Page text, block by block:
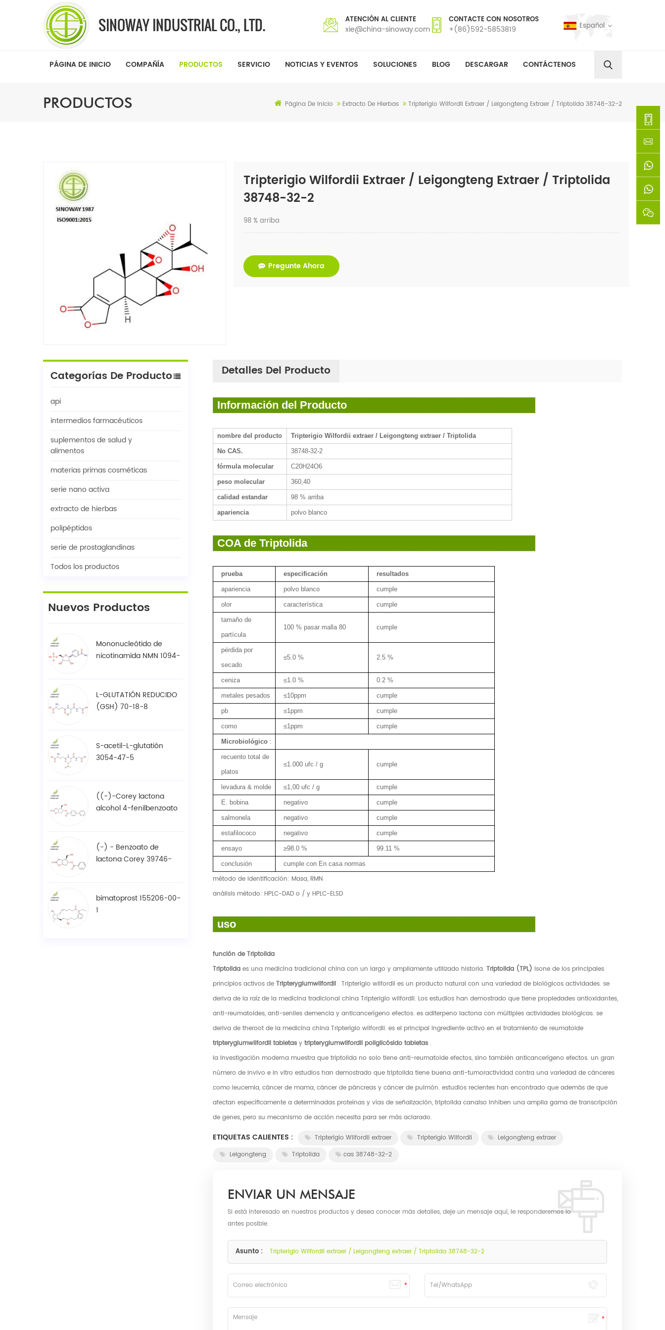
ATENCIÓN AL CLIENTE
xie@china-sinoway.com
CONTACTE CON NOSOTROS
+(86)592-5853819 Español
PÁGINA DE INICIO COMPAÑÍA PRODUCTOS SERVICIO NOTICIAS Y EVENTOS SOLUCIONES BLOG DESCARGAR CONTÁCTENOS
PRODUCTOS Página De Inicio Extracto De Hierbas Tripterigio Wilfordii Extraer / Leigongteng Extraer / Triptolida 38748-32-2
Tripterigio Wilfordii Extraer / Leigongteng Extraer / Triptolida
38748-32-2
98 % arriba
Pregunte Ahora
Categorías De Producto
api
intermedios farmacéuticos
suplementos de salud y
alimentos
materias primas cosméticas
serie nano activa
extracto de hierbas
polipéptidos
serie de prostaglandinas
Todos los productos
Nuevos Productos
Mononucleótido de
nicotinamida NMN 1094-
L-GLUTATIÓN REDUCIDO
(GSH) 70-18-8
S-acetil-L-glutatión
3054-47-5
((-)-Corey lactona
alcohol 4-fenilbenzoato
(-) - Benzoato de
lactona Corey 39746-
bimatoprost 155206-00-
1
Detalles Del Producto
Información del Producto
nombre del producto Tripterigio Wilfordii extraer / Leigongteng extraer / Triptolida
No CAS. 38748-32-2
fórmula molecular C20H24O6
peso molecular 360,40
calidad estandar 98 % arriba
apariencia polvo blanco
COA de Triptolida
prueba especificación resultados
apariencia polvo blanco cumple
olor característica cumple
tamaño de
partícula
100 % pasar malla 80 cumple
pérdida por
secado
≤5.0 % 2.5 %
ceniza ≤1.0 % 0.2 %
metales pesados ≤10ppm cumple
pb ≤1ppm cumple
como ≤1ppm cumple
Microbiológico :
recuento total de
platos
≤1.000 ufc / g cumple
levadura & molde ≤1,00 ufc / g cumple
E. bobina negativo cumple
salmonela negativo cumple
estafilococo negativo cumple
ensayo ≥98.0 % 99.11 %
conclusión cumple con En casa normas
método de identificación: Masa, RMN
análisis método: HPLC-DAD o / y HPLC-ELSD
uso
función de Triptolida
Triptolida es una medicina tradicional china con un largo y ampliamente utilizado historia. Triptolida (TPL) isone de los principales
principios activos deTripterygiumwilfordii . Tripterigio wilfordii es un producto natural con una variedad de biológicos actividades. se
deriva de la raíz de la medicina tradicional china Tripterigio wilfordii. Los estudios han demostrado que tiene propiedades antioxidantes,
anti-reumatoides, anti-seniles demencia y anticancerígeno efectos. es aditerpeno lactona con múltiples actividades biológicas. se
deriva de theroot de la medicina china Tripterigio wilfordii. es el principal ingrediente activo en el tratamiento de reumatoide
tripterygiumwilfordii tabletasytripterygiumwilfordii poliglicósido tabletas.
la investigación moderna muestra que triptolida no solo tiene anti-reumatoide efectos, sino también anticancerígeno efectos. un gran
número de invivo e in vitro estudios han demostrado que triptolida tiene buena anti-tumoractividad contra una variedad de cánceres
como leucemia, cáncer de mama, cáncer de páncreas y cáncer de pulmón. estudios recientes han encontrado que además de que
afectan específicamente a determinadas proteínas y vías de señalización, triptolida canalso inhiben una amplia gama de transcripción
de genes, pero su mecanismo de acción necesita para ser más aclarado.
ETIQUETAS CALIENTES : Tripterigio Wilfordii extraer Tripterigio Wilfordii
Leigongteng extraer
Leigongteng
Triptolida cas 38748-32-2
ENVIAR UN MENSAJE
Si está interesado en nuestros productos y desea conocer más detalles, deje un mensaje aquí, le responderemos lo
antes posible.
Asunto : Tripterigio Wilfordii extraer / Leigongteng extraer / Triptolida 38748-32-2
5853819